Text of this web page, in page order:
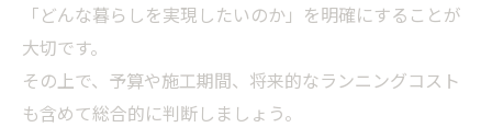
「どんな暮らしを実現したいのか」を明確にすることが
大切です。
その上で、予算や施工期間、将来的なランニングコスト
も含めて総合的に判断しましょう。